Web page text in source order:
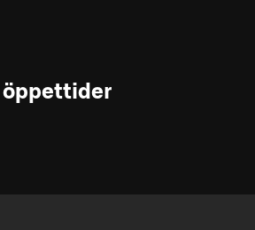
öppettider